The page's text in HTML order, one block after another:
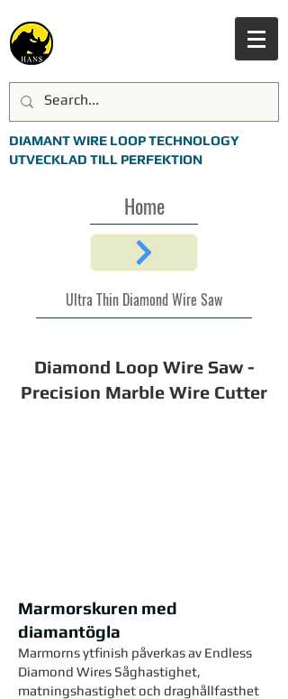
DIAMANT WIRE LOOP TECHNOLOGY
UTVECKLAD TILL PERFEKTION
Home
Ultra Thin Diamond Wire Saw
Diamond Loop Wire Saw -
Precision Marble Wire Cutter
Marmorskuren med
diamantögla
Marmorns ytfinish påverkas av Endless
Diamond Wires Såghastighet,
matningshastighet och draghållfasthet